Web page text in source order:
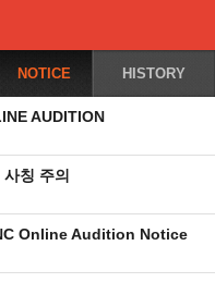
NOTICE HISTORY
AUDITION
칭 주의
Online Audition Notice